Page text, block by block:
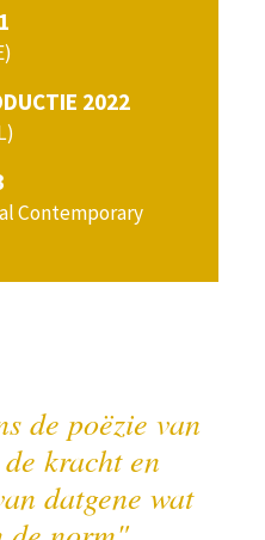
2022
Contemporary
de poëzie van
kracht en
datgene wat